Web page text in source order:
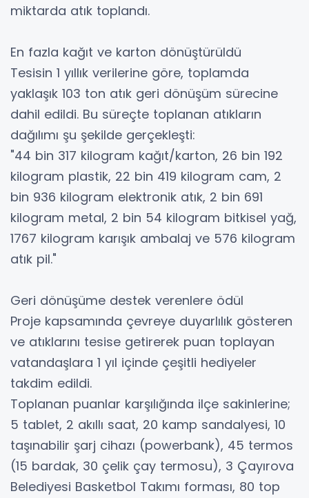
miktarda atık toplandı.
En fazla kağıt ve karton dönüştürüldü
Tesisin 1 yıllık verilerine göre, toplamda
yaklaşık 103 ton atık geri dönüşüm sürecine
dahil edildi. Bu süreçte toplanan atıkların
dağılımı şu şekilde gerçekleşti:
"44 bin 317 kilogram kağıt/karton, 26 bin 192
kilogram plastik, 22 bin 419 kilogram cam, 2
bin 936 kilogram elektronik atık, 2 bin 691
kilogram metal, 2 bin 54 kilogram bitkisel yağ,
1767 kilogram karışık ambalaj ve 576 kilogram
atık pil."
Geri dönüşüme destek verenlere ödül
Proje kapsamında çevreye duyarlılık gösteren
ve atıklarını tesise getirerek puan toplayan
vatandaşlara 1 yıl içinde çeşitli hediyeler
takdim edildi.
Toplanan puanlar karşılığında ilçe sakinlerine;
5 tablet, 2 akıllı saat, 20 kamp sandalyesi, 10
taşınabilir şarj cihazı (powerbank), 45 termos
(15 bardak, 30 çelik çay termosu), 3 Çayırova
Belediyesi Basketbol Takımı forması, 80 top